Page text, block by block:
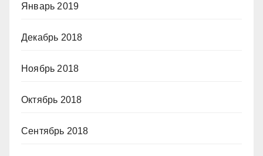
Январь 2019
Декабрь 2018
Ноябрь 2018
Октябрь 2018
Сентябрь 2018